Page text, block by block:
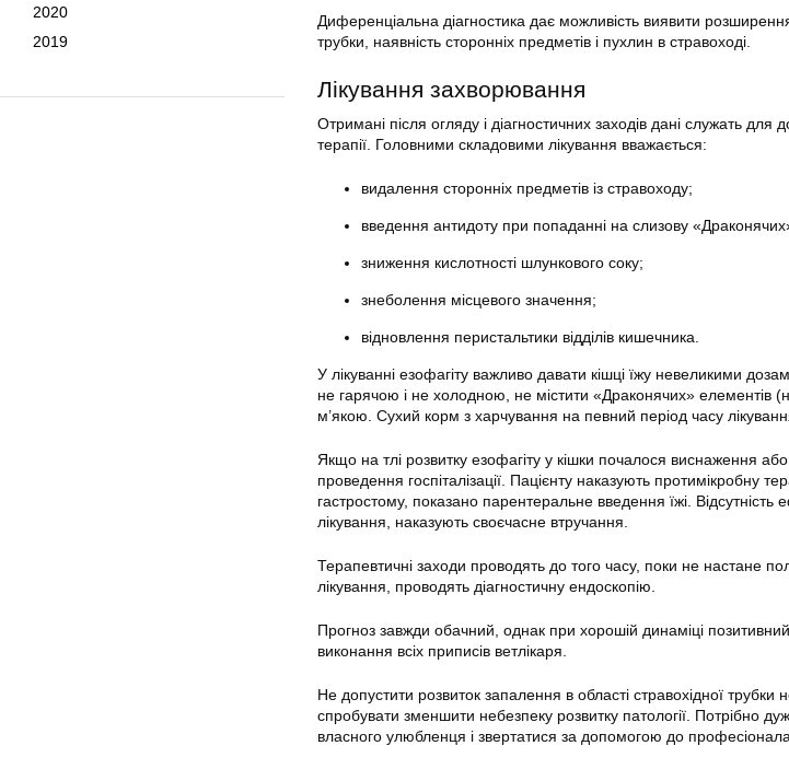
2020
2019
Диференціальна діагностика дає можливість виявити
трубки, наявність сторонніх предметів і пухлин в стравоході.
Лікування захворювання
Отримані після огляду і діагностичних заходів дані служать
терапії. Головними складовими лікування вважається:
видалення сторонніх предметів із стравоходу;
введення антидоту при попаданні на слизову
зниження кислотності шлункового соку;
знеболення місцевого значення;
відновлення перистальтики відділів кишечника.
У лікуванні езофагіту важливо давати кішці їжу невеликими
не гарячою і не холодною, не містити «Драконячих» елементів
м’якою. Сухий корм з харчування на певний період часу
Якщо на тлі розвитку езофагіту у кішки почалося виснаження
проведення госпіталізації. Пацієнту наказують протимікробну
гастростому, показано парентеральне введення їжі. Відсутність
лікування, наказують своєчасне втручання.
Терапевтичні заходи проводять до того часу, поки не настане
лікування, проводять діагностичну ендоскопію.
Прогноз завжди обачний, однак при хорошій динаміці
виконання всіх приписів ветлікаря.
Не допустити розвиток запалення в області стравохідної
спробувати зменшити небезпеку розвитку патології. Потрібно
власного улюбленця і звертатися за допомогою до професіонала.